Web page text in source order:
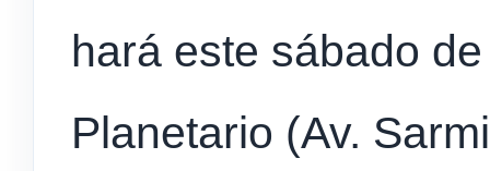
hará este sábado
Planetario (Av.